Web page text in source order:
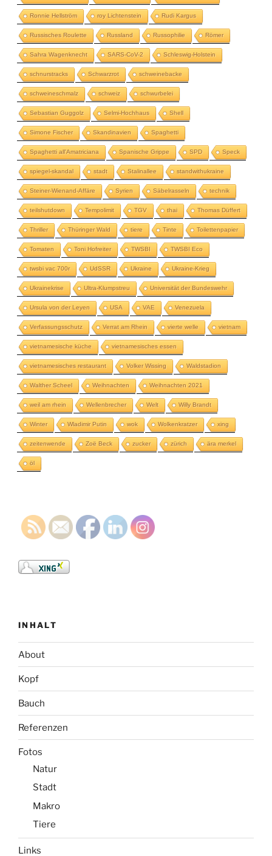
Ronnie Hellström roy Lichtenstein Rudi Kargus
Russisches Roulette Russland Russophilie Römer
Sahra Wagenknecht SARS-CoV-2 Schleswig-Holstein
schnurstracks Schwarzrot schweinebacke
schweineschmalz schweiz schwurbelei
Sebastian Guggolz Selmi-Hochhaus Shell
Simone Fischer Skandinavien Spaghetti
Spaghetti all'Amatriciana Spanische Grippe SPD Speck
spiegel-skandal stadt Stalinallee standwithukraine
Steiner-Wienand-Affäre Syrien Säbelrasseln technik
teilshutdown Tempolimit TGV thai Thomas Düffert
Thriller Thüringer Wald tiere Tinte Toilettenpapier
Tomaten Toni Hofreiter TWSBI TWSBI Eco
twsbi vac 700r UdSSR Ukraine Ukraine-Krieg
Ukrainekrise Ultra-Klumpstreu Universität der Bundeswehr
Ursula von der Leyen USA VAE Venezuela
Verfassungsschutz Verrat am Rhein vierte welle vietnam
vietnamesische küche vietnamesisches essen
vietnamesisches restaurant Volker Wissing Waldstadion
Walther Scheel Weihnachten Weihnachten 2021
weil am rhein Wellenbrecher Welt Willy Brandt
Winter Wladimir Putin wok Wolkenkratzer xing
zeitenwende Zoë Beck zucker zürich ära merkel
öl
INHALT
About
Kopf
Bauch
Referenzen
Fotos
Natur
Stadt
Makro
Tiere
Links